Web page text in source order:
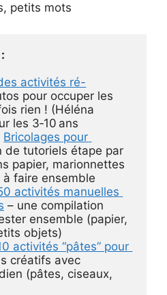
petits mots
activités ré-
pour occuper les
rien ! (Héléna
les 3‑10 ans
Bricolages pour
de tutoriels étape par
papier, marionnettes
faire ensemble
activités manuelles
– une compilation
ensemble (papier,
objets)
activités “pâtes” pour
créatifs avec
(pâtes, ciseaux,